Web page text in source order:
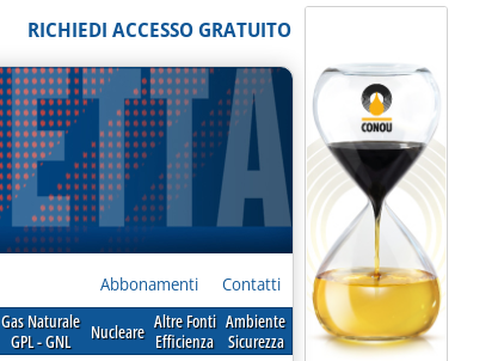
RICHIEDI ACCESSO GRATUITO
Abbonamenti Contatti
Gas Naturale
GPL - GNL
Nucleare Altre Fonti
Efficienza
Ambiente
Sicurezza